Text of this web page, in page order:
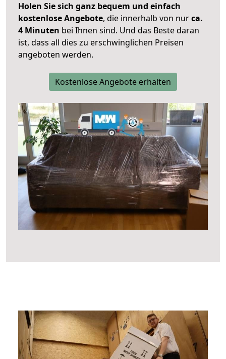
Holen Sie sich ganz bequem und einfach
kostenlose Angebote, die innerhalb von nurca.
4 Minuten bei Ihnen sind. Und das Beste daran
ist, dass all dies zu erschwinglichen Preisen
angeboten werden.
Kostenlose Angebote erhalten